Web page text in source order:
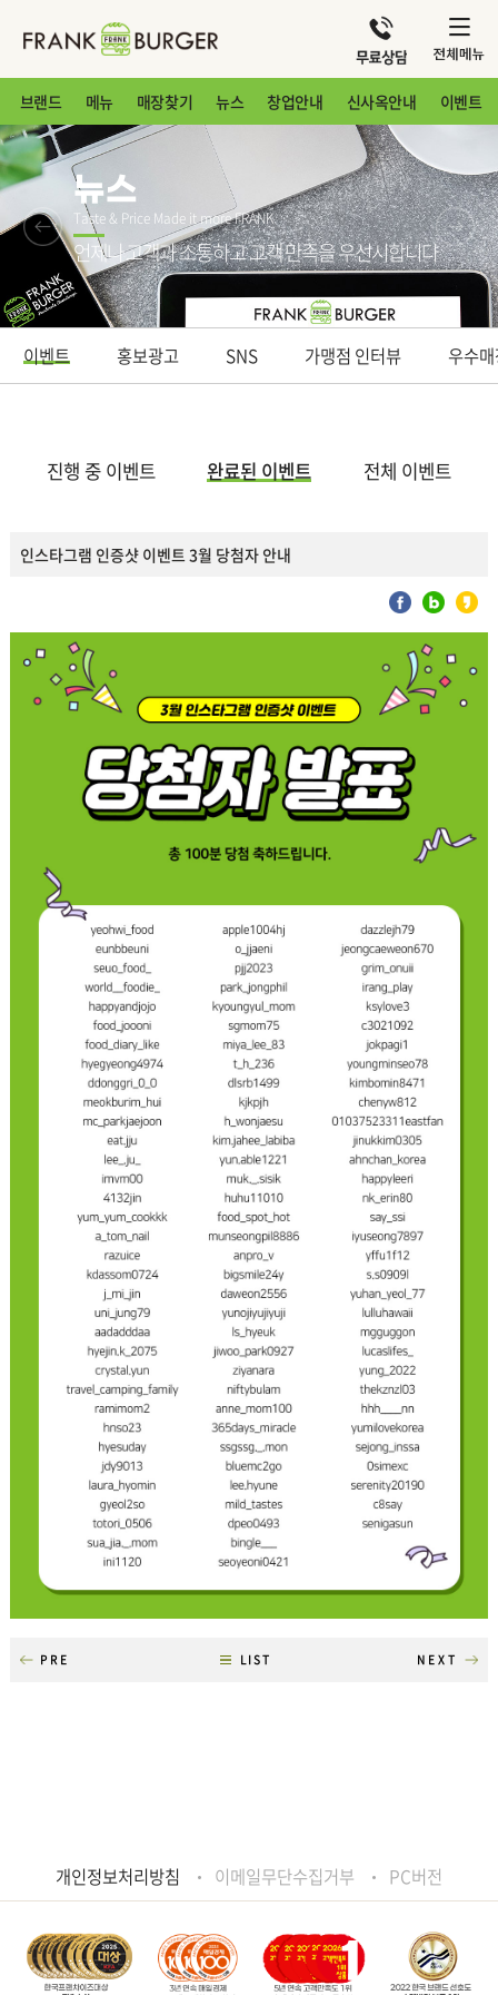
브랜드 메뉴 매장찾기 뉴스 창업안내 신사옥안내 이벤트
뉴스
Taste & Price Made it more FRANK
언제나 고객과 소통하고 고객 만족을 우선시합니다
이벤트 홍보광고 SNS 가맹점 인터뷰 우수
진행 중 이벤트 완료된 이벤트 전체 이벤트
인스타그램 인증샷 이벤트 3월 당첨자 안내
PRE LIST NEXT
개인정보처리방침 이메일무단수집거부 PC버전